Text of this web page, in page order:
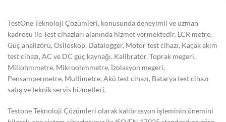
TestOne Teknoloji Çözümleri, konusunda deneyimli ve uzman
kadrosu ile Test cihazları alanında hizmet vermektedir. LCR metre,
Güç analizörü, Osiloskop, Datalogger, Motor test cihazı, Kaçak akım
test cihazı, AC ve DC güç kaynağı, Kalibratör, Toprak megeri,
Miliohmmetre, Mikroohmmetre, İzolasyon megeri,
Pensampermetre, Multimetre, Akü test cihazı, Batarya test cihazı
satış ve teknik servis hizmetleri.
Testone Teknoloji Çözümleri olarak kalibrasyon işleminin önemini